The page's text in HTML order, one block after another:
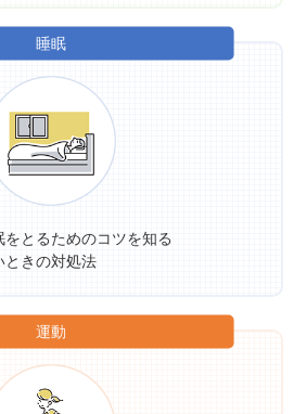
睡眠
をとるためのコツを知る
ときの対処法
運動